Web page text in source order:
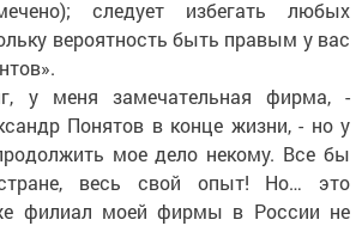
следует избегать любых
вероятность быть правым у вас
у меня замечательная фирма, -
Понятов в конце жизни, - но у
мое дело некому. Все бы
весь свой опыт! Но… это
филиал моей фирмы в России не